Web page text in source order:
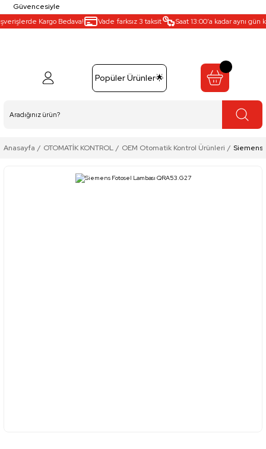
Güvencesiyle
Kargo Bedava!
Vade farksız 3 taksit Saat 13:00’a kadar aynı gün
Popüler Ürünler🌟
Anasayfa OTOMATİK KONTROL OEM Otomatik Kontrol Ürünleri Siemens